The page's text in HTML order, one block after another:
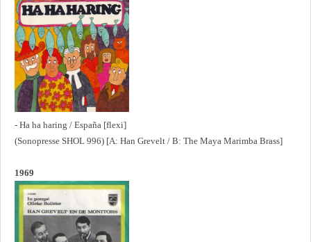
- Ha ha haring / España [flexi]
(Sonopresse SHOL 996) [A: Han Grevelt / B: The Maya Marimba Brass]
1969